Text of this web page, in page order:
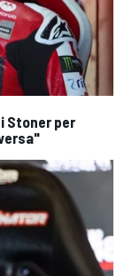
Stoner per